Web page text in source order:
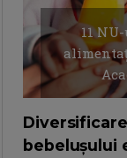
11
bebelușului